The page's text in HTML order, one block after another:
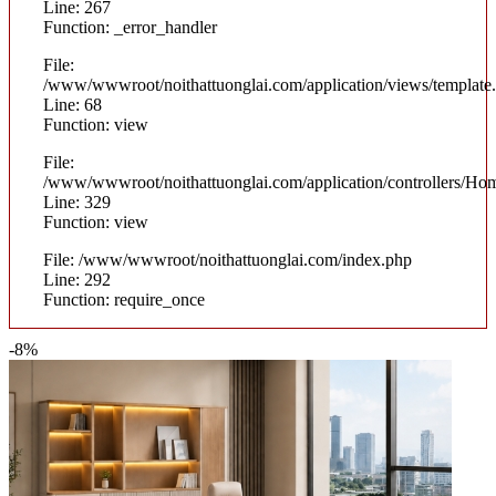
Line: 267
Function: _error_handler
File:
/www/wwwroot/noithattuonglai.com/application/views/
Line: 68
Function: view
File:
/www/wwwroot/noithattuonglai.com/application/controllers/
Line: 329
Function: view
File: /www/wwwroot/noithattuonglai.com/index.php
Line: 292
Function: require_once
-8%